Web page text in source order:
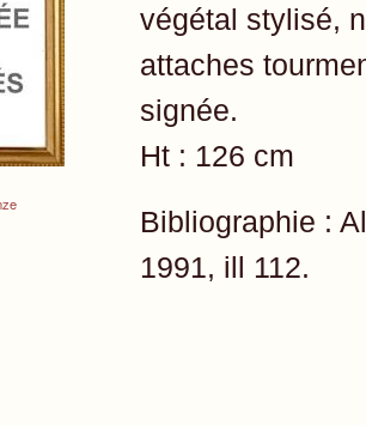
végétal stylisé,
attaches
signée.
Ht : 126 cm
Bibliographie :
1991, ill 112.